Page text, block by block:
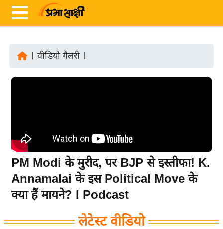
रा
ष्ट्री
य
अं
त
ष्ट्री
वीडियो गैलरी
PM Modi के मुरीद, पर BJP से इस्तीफा! K.
Annamalai के इस Political Move के
क्या हैं मायने? I Podcast
लेटेस्ट वीडियो